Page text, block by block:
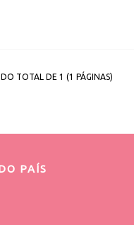
TOTAL DE 1 (1 PÁGINAS)
PAÍS